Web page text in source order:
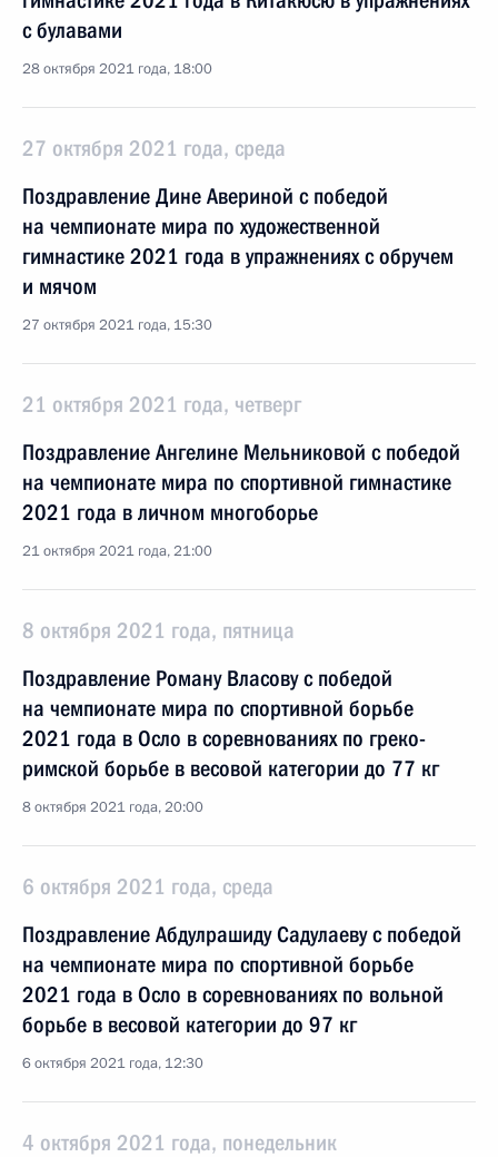
с булавами
28 октября 2021 года, 18:00
27 октября 2021 года, среда
Поздравление Дине Авериной с победой
на чемпионате мира по художественной
гимнастике 2021 года в упражнениях с обручем
и мячом
27 октября 2021 года, 15:30
21 октября 2021 года, четверг
Поздравление Ангелине Мельниковой с победой
на чемпионате мира по спортивной гимнастике
2021 года в личном многоборье
21 октября 2021 года, 21:00
8 октября 2021 года, пятница
Поздравление Роману Власову с победой
на чемпионате мира по спортивной борьбе
2021 года в Осло в соревнованиях по греко-
римской борьбе в весовой категории до 77 кг
8 октября 2021 года, 20:00
6 октября 2021 года, среда
Поздравление Абдулрашиду Садулаеву с победой
на чемпионате мира по спортивной борьбе
2021 года в Осло в соревнованиях по вольной
борьбе в весовой категории до 97 кг
6 октября 2021 года, 12:30
4 октября 2021 года, понедельник